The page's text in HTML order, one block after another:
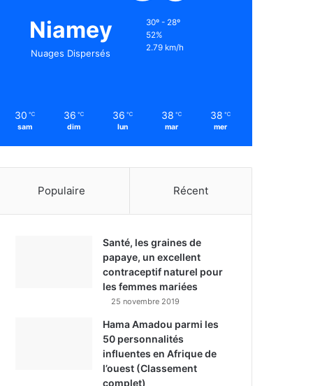
Niamey
Nuages Dispersés
30º - 28º
52%
2.79 km/h
30 ℃
sam
36 ℃
dim
36 ℃
lun
38 ℃
mar
38 ℃
mer
Populaire Récent
Santé, les graines de
papaye, un excellent
contraceptif naturel pour
les femmes mariées
25 novembre 2019
Hama Amadou parmi les
50 personnalités
influentes en Afrique de
l’ouest (Classement
complet)